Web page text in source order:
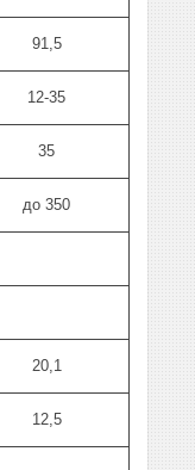
91,5
12-35
35
до 350
20,1
12,5